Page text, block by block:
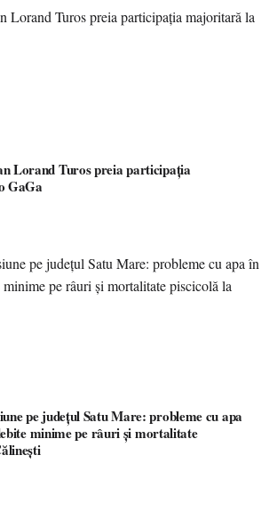
Lorand Turos preia participația
GaGa
pe județul Satu Mare: probleme cu apa
minime pe râuri și mortalitate